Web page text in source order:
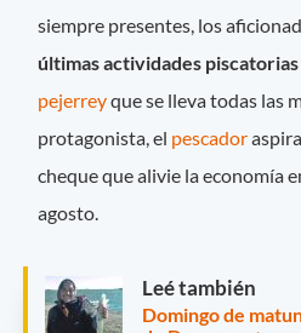
siempre presentes, los
últimas actividades
pejerreyque se lleva todas las
protagonista, el pescador
cheque que alivie la economía
agosto.
Leé también
Domingo de